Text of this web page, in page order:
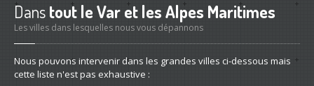
Danstout le Var et les Alpes Maritimes
Les villes dans lesquelles nous vous dépannons
Nous pouvons intervenir dans les grandes villes ci-dessous mais
cette liste n'est pas exhaustive :